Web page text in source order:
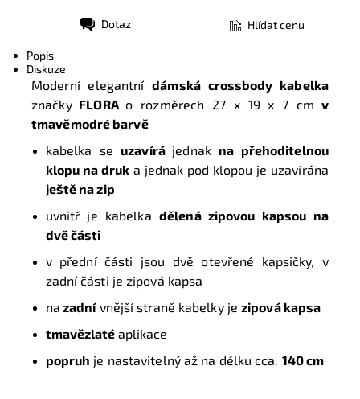
Dotaz Hlídat cenu
Popis
Diskuze
Moderní elegantnídámská crossbody kabelka
značkyFLORAo rozměrech 27 x 19 x 7 cm v
tmavěmodré barvě
kabelka seuzavírá jednak na přehoditelnou
klopu na druk a jednak pod klopou je uzavírána
ještě na zip
uvnitř je kabelka dělená zipovou kapsou na
dvě části
v přední části jsou dvě otevřené kapsičky, v
zadní části je zipová kapsa
na zadnívnější straně kabelky jezipová kapsa
tmavězlaté aplikace
popruh je nastavitelný až na délku cca. 140 cm